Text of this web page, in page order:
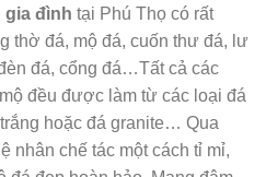
gia đình tại Phú Thọ có rất
thờ đá, mộ đá, cuốn thư đá, lư
đá, cổng đá…Tất cả các
đều được làm từ các loại đá
hoặc đá granite… Qua
nhân chế tác một cách tỉ mỉ,